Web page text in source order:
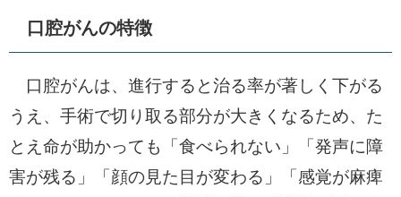
口腔がんの特徴
口腔がんは、進行すると治る率が著しく下がる
うえ、手術で切り取る部分が大きくなるため、た
とえ命が助かっても「食べられない」「発声に障
害が残る」「顔の見た目が変わる」「感覚が麻痺